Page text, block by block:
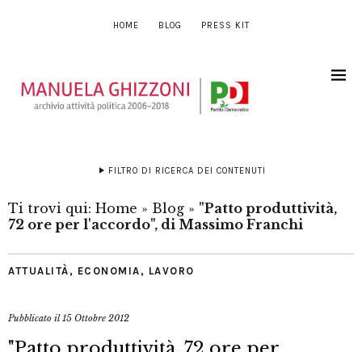
HOME BLOG PRESS KIT
FILTRO DI RICERCA DEI CONTENUTI
Ti trovi qui: Home » Blog » "Patto produttività,
72 ore per l'accordo", di Massimo Franchi
ATTUALITÀ , ECONOMIA , LAVORO
Pubblicato il15 Ottobre 2012